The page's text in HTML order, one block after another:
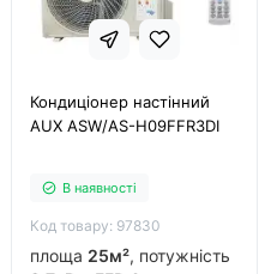
Кондиціонер настінний
AUX ASW/AS-H09FFR3DI
В наявності
Код товару: 97830
площа 25м², потужність